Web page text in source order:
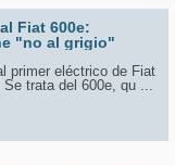
Fiat 600e:
"no al grigio"
primer eléctrico de Fiat
trata del 600e, qu ...